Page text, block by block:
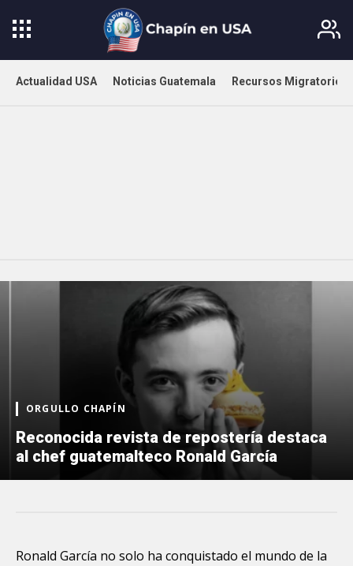
Actualidad USA Noticias Guatemala Recursos Migratorios
ORGULLO CHAPÍN
Reconocida revista de repostería destaca
al chef guatemalteco Ronald García
Ronald García no solo ha conquistado el mundo de la